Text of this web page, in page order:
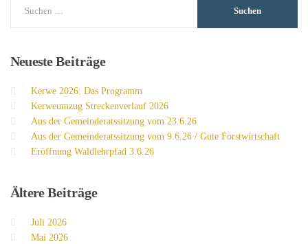
NeuesteBeiträge
Kerwe 2026: Das Programm
Kerweumzug Streckenverlauf 2026
Aus der Gemeinderatssitzung vom 23.6.26
Aus der Gemeinderatssitzung vom 9.6.26 / Gute Forstwirtschaft
Eröffnung Waldlehrpfad 3.6.26
ÄltereBeiträge
Juli 2026
Mai 2026